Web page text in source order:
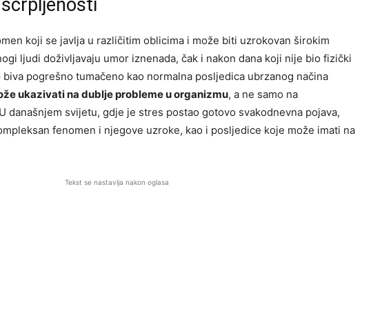
koji se javlja u različitim oblicima i može biti uzrokovan širokim
ljudi doživljavaju umor iznenada, čak i nakon dana koji nije bio fizički
pogrešno tumačeno kao normalna posljedica ubrzanog načina
ukazivati na dublje probleme u organizmu, a ne samo na
današnjem svijetu, gdje je stres postao gotovo svakodnevna pojava,
fenomen i njegove uzroke, kao i posljedice koje može imati na
Tekst se nastavlja nakon oglasa